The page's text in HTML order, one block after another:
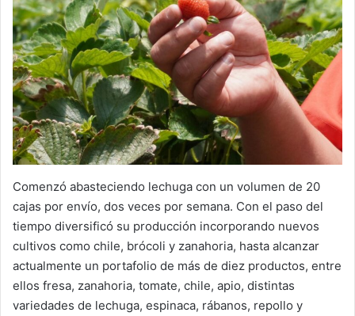
Comenzó abasteciendo lechuga con un volumen de 20
cajas por envío, dos veces por semana. Con el paso del
tiempo diversificó su producción incorporando nuevos
cultivos como chile, brócoli y zanahoria, hasta alcanzar
actualmente un portafolio de más de diez productos, entre
ellos fresa, zanahoria, tomate, chile, apio, distintas
variedades de lechuga, espinaca, rábanos, repollo y